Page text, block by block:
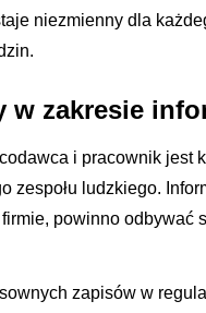
niezmienny dla
zakresie
i pracownik jest
zespołu ludzkiego.
powinno odbywać
zapisów w